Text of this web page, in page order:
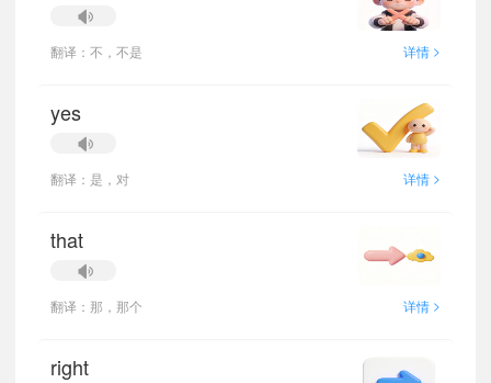
翻译：不，不是 详情 >
yes
翻译：是，对 详情 >
that
翻译：那，那个 详情 >
right